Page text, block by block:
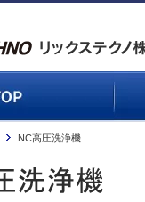
NC高圧洗浄機